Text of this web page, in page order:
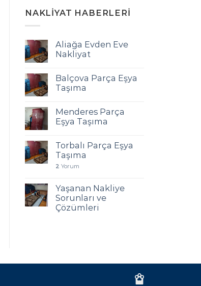
NAKLIYAT HABERLERI
Aliağa Evden Eve
Nakliyat
Balçova Parça Eşya
Taşıma
Menderes Parça
Eşya Taşıma
Torbalı Parça Eşya
Taşıma
2 Yorum
Yaşanan Nakliye
Sorunları ve
Çözümleri